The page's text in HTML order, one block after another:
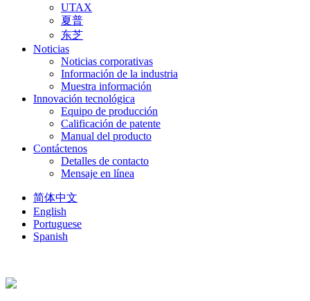
UTAX
夏普
东芝
Noticias
Noticias corporativas
Información de la industria
Muestra información
Innovación tecnológica
Equipo de producción
Calificación de patente
Manual del producto
Contáctenos
Detalles de contacto
Mensaje en línea
简体中文
English
Portuguese
Spanish